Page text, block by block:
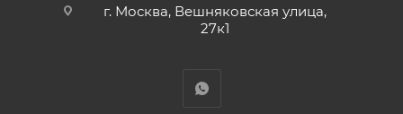
г. Москва, Вешняковская улица,
27к1